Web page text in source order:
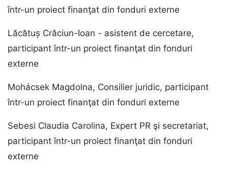
într-un proiect finanţat din fonduri externe
Lăcătuș Crăciun-Ioan - asistent de cercetare,
participant într-un proiect finanţat din fonduri
externe
Mohácsek Magdolna, Consilier juridic, participant
într-un proiect finanţat din fonduri externe
Sebesi Claudia Carolina, Expert PR şi secretariat,
participant într-un proiect finanţat din fonduri
externe